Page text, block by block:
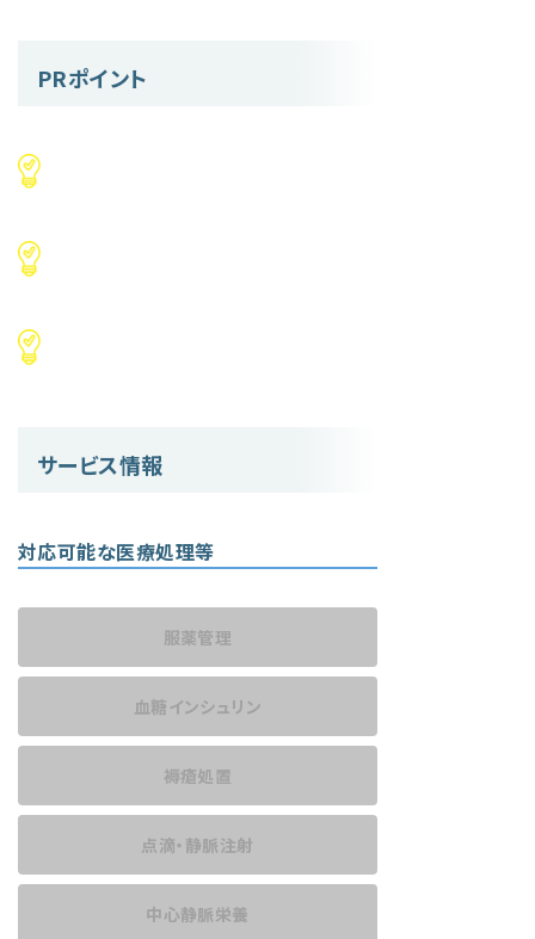
PRポイント
サービス情報
対応可能な医療処理等
服薬管理
血糖インシュリン
褥瘡処置
点滴・静脈注射
中心静脈栄養